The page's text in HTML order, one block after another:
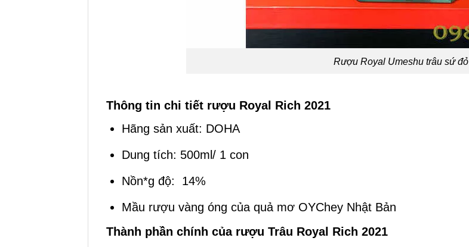
Rượu Royal Umeshu trâu sứ đỏ
Thông tin chi tiết rượu Royal Rich 2021
Hãng sản xuất: DOHA
Dung tích: 500ml/ 1 con
Nồn*g độ: 14%
Mầu rượu vàng óng của quả mơ OYChey Nhật Bản
Thành phần chính của rượu Trâu Royal Rich 2021